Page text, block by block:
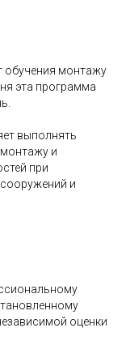
обучения монтажу
эта программа
выполнять
и
при
и
оценки